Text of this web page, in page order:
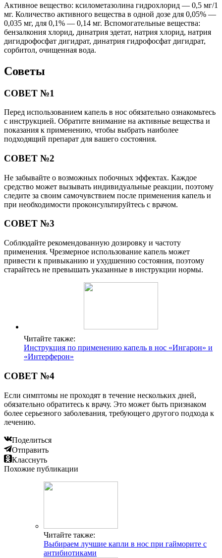
Активное вещество: ксилометазолина гидрохлорид — 0,5 мг/1
мг. Количество активного вещества в одной дозе для 0,05% —
0,035 мг, для 0,1% — 0,14 мг. Вспомогательные вещества:
бензалкония хлорид, динатрия эдетат, натрия хлорид, натрия
дигидрофосфат дигидрат, динатрия гидрофосфат дигидрат,
сорбитол, очищенная вода.
Советы
СОВЕТ №1
Перед использованием капель в нос обязательно ознакомьтесь
с инструкцией. Обратите внимание на активные вещества и
показания к применению, чтобы выбрать наиболее
подходящий препарат для вашего состояния.
СОВЕТ №2
Не забывайте о возможных побочных эффектах. Каждое
средство может вызывать индивидуальные реакции, поэтому
следите за своим самочувствием после применения капель и
при необходимости проконсультируйтесь с врачом.
СОВЕТ №3
Соблюдайте рекомендованную дозировку и частоту
применения. Чрезмерное использование капель может
привести к привыканию и ухудшению состояния, поэтому
старайтесь не превышать указанные в инструкции нормы.
Читайте также:
Инструкция по применению капель в нос «Ингарон» и
«Интерферон»
СОВЕТ №4
Если симптомы не проходят в течение нескольких дней,
обязательно обратитесь к врачу. Это может быть признаком
более серьезного заболевания, требующего другого подхода к
лечению.
Поделиться
Отправить
Класснуть
Похожие публикации
Читайте также:
Выбираем лучшие капли в нос при гайморите с
антибиотиками